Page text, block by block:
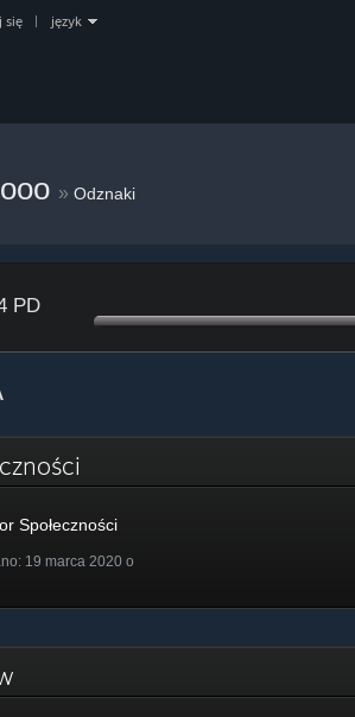
się język
» Odznaki
PD
Społeczności
19 marca 2020 o